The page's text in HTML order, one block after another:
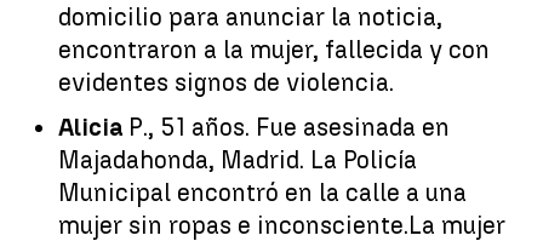
domicilio para anunciar la noticia,
encontraron a la mujer, fallecida y con
evidentes signos de violencia.
Alicia P., 51 años. Fue asesinada en
Majadahonda, Madrid. La Policía
Municipal encontró en la calle a una
mujer sin ropas e inconsciente.La mujer